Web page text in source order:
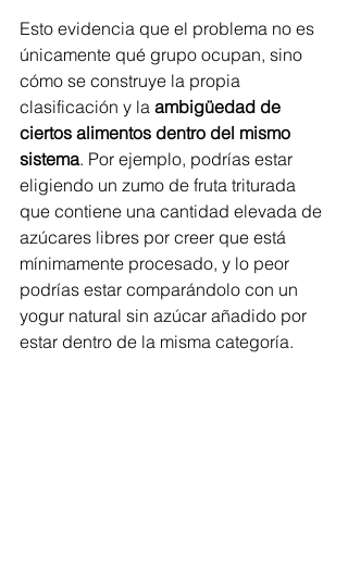
Esto evidencia que el problema no es
únicamente qué grupo ocupan, sino
cómo se construye la propia
clasificación y la ambigüedad de
ciertos alimentos dentro del mismo
sistema. Por ejemplo, podrías estar
eligiendo un zumo de fruta triturada
que contiene una cantidad elevada de
azúcares libres por creer que está
mínimamente procesado, y lo peor
podrías estar comparándolo con un
yogur natural sin azúcar añadido por
estar dentro de la misma categoría.